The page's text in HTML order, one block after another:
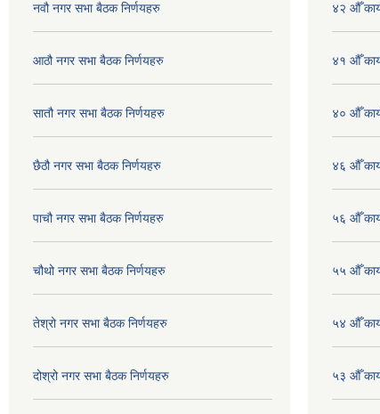
नवौ नगर सभा बैठक निर्णयहरु
आठौ नगर सभा बैठक निर्णयहरु
सातौ नगर सभा बैठक निर्णयहरु
छैठौ नगर सभा बैठक निर्णयहरु
पाचौ नगर सभा बैठक निर्णयहरु
चौथो नगर सभा बैठक निर्णयहरु
तेश्रो नगर सभा बैठक निर्णयहरु
दोश्रो नगर सभा बैठक निर्णयहरु
४२ औँ
४१ औँ
४० औँ
४६ औँ
५६ औँ
५५ औँ
५४ औँ
५३ औँ